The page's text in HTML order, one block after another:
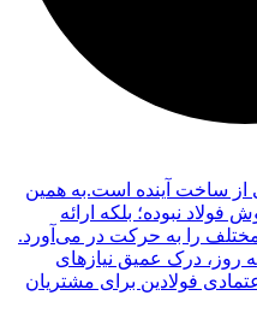
از ساخت آینده است.به همین
فولاد نبوده؛ بلکه ارائه
را به حرکت در می‌آورد.
روز، درک عمیق نیازهای
فولادین برای مشتریان